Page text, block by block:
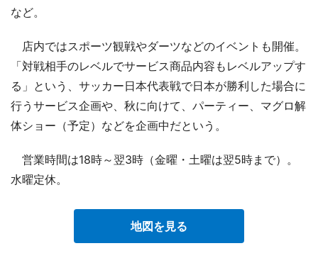
など。
店内ではスポーツ観戦やダーツなどのイベントも開催。
「対戦相手のレベルでサービス商品内容もレベルアップす
る」という、サッカー日本代表戦で日本が勝利した場合に
行うサービス企画や、秋に向けて、パーティー、マグロ解
体ショー（予定）などを企画中だという。
営業時間は18時～翌3時（金曜・土曜は翌5時まで）。
水曜定休。
地図を見る